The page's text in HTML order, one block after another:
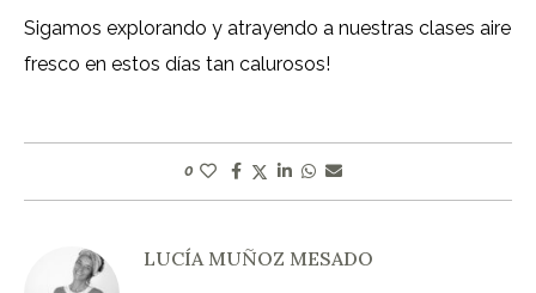
Sigamos explorando y atrayendo a nuestras clases aire
fresco en estos días tan calurosos!
0
LUCÍA MUÑOZ MESADO